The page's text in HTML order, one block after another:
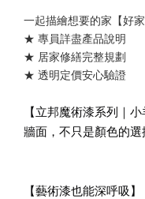
一起描繪想要的家【好家
★ 專員詳盡產品說明
★ 居家修繕完整規劃
★ 透明定價安心驗證
【立邦魔術漆系列｜小
牆面，不只是顏色的選
【藝術漆也能深呼吸】